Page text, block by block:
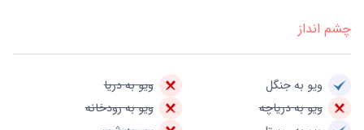
چشم انداز
ویو به جنگل
ویو به دریا
ویو به دریاچه
ویو به رودخانه